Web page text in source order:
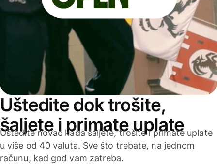
Uštedite dok trošite,
šaljete i primate uplate
Uštedite novac kada šaljete, trošite i primate uplate
u više od 40 valuta. Sve što trebate, na jednom
računu, kad god vam zatreba.